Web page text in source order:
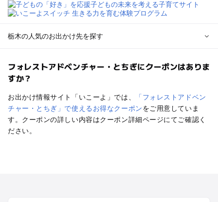
栃木の人気のお出かけ先を探す
栃木のエリアからプール子ども連れのお出かけスポット
を探す
那須高原・那須・板室のプールお出かけ
宇都宮・さくら・高根沢のプールお出かけ
日光・中禅寺湖・霧降高原・今市のプールお出かけ
小山・栃木・鹿沼周辺のプールお出かけ
熊谷・太田・足利・古河のプールお出かけ
フォレストアドベンチャー・とちぎにクーポンはありま
すか？
お出かけ情報サイト「いこーよ」では、
「フォレストアドベン
チャー・とちぎ」で使えるお得なクーポンをご用意していま
す。クーポンの詳しい内容はクーポン詳細ページにてご確認く
ださい。